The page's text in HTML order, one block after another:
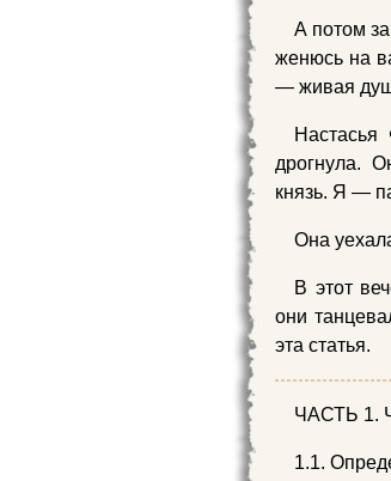
А потом
женюсь на
— живая
дрогнула.
князь. Я —
Она
В этот
они
эта статья.
ЧАСТЬ 1.
1.1.